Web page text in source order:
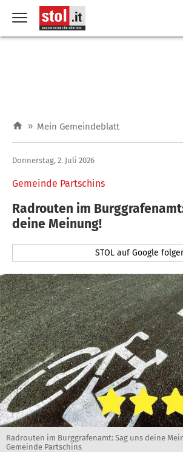
» Mein Gemeindeblatt
Gemeinde Partschins
Donnerstag, 2. Juli 2026
Radrouten im
deine Meinung!
STOL auf Google
Radrouten im Burggrafenamt: Sag uns deine
Gemeinde Partschins